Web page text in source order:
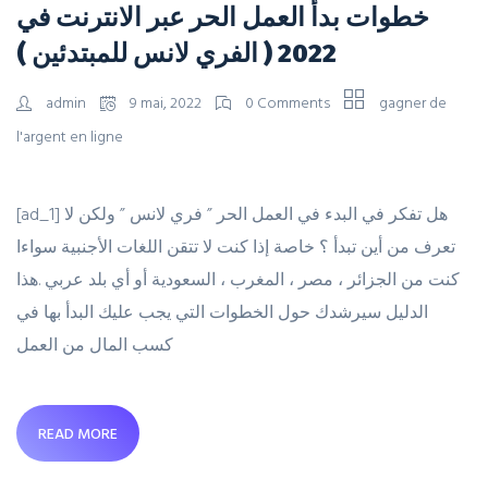
خطوات بدأ العمل الحر عبر الانترنت في
2022 ( الفري لانس للمبتدئين )
admin 9 mai, 2022 0 Comments
gagner de
l'argent en ligne
[ad_1] هل تفكر في البدء في العمل الحر ” فري لانس ” ولكن لا
تعرف من أين تبدأ ؟ خاصة إذا كنت لا تتقن اللغات الأجنبية سواءا
كنت من الجزائر ، مصر ، المغرب ، السعودية أو أي بلد عربي .هذا
الدليل سيرشدك حول الخطوات التي يجب عليك البدأ بها في
كسب المال من العمل
READ MORE